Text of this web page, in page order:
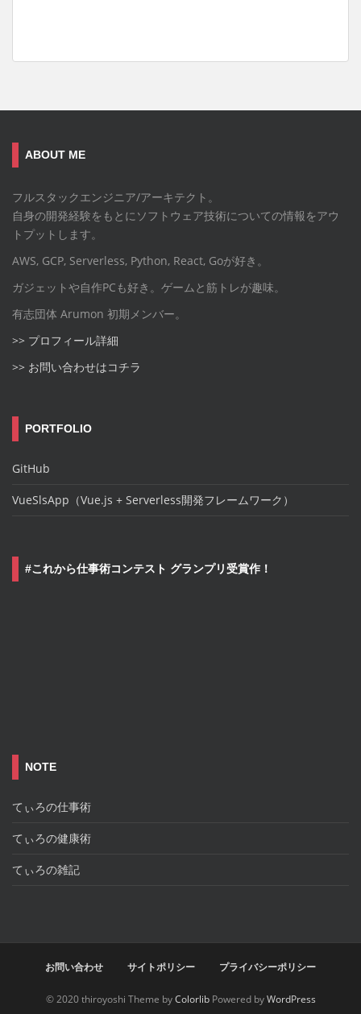
ABOUT ME
フルスタックエンジニア/アーキテクト。
自身の開発経験をもとにソフトウェア技術についての情報をアウ
トプットします。
AWS, GCP, Serverless, Python, React, Goが好き。
ガジェットや自作PCも好き。ゲームと筋トレが趣味。
有志団体 Arumon 初期メンバー。
>> プロフィール詳細
>> お問い合わせはコチラ
PORTFOLIO
GitHub
VueSlsApp（Vue.js + Serverless開発フレームワーク）
#これから仕事術コンテスト グランプリ受賞作！
NOTE
てぃろの仕事術
てぃろの健康術
てぃろの雑記
お問い合わせ サイトポリシー プライバシーポリシー
© 2020 thiroyoshi Theme byColorlibPowered byWordPress